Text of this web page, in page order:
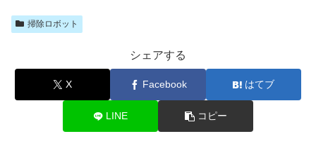
掃除ロボット
シェアする
X Facebook はてブ
LINE コピー